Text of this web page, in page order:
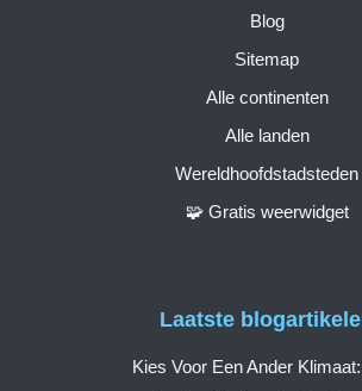
Blog
Sitemap
Alle continenten
Alle landen
Wereldhoofdstadsteden
🧩 Gratis weerwidget
Laatste
Kies Voor Een Ander